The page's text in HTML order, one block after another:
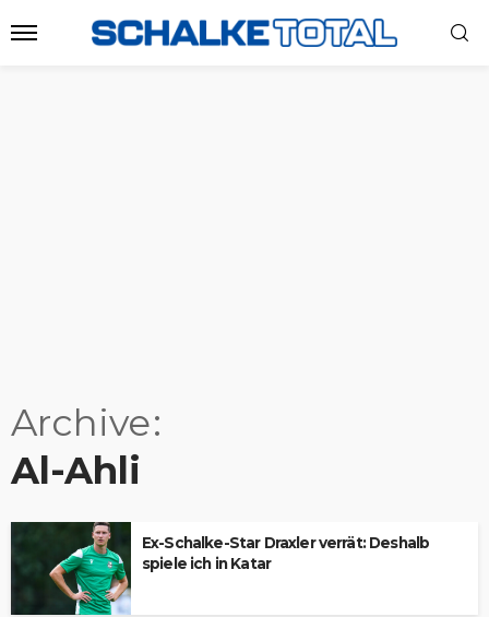
Archive
Al-Ahli
Ex-Schalke-Star Draxler verrät: Deshalb
spiele ich in Katar